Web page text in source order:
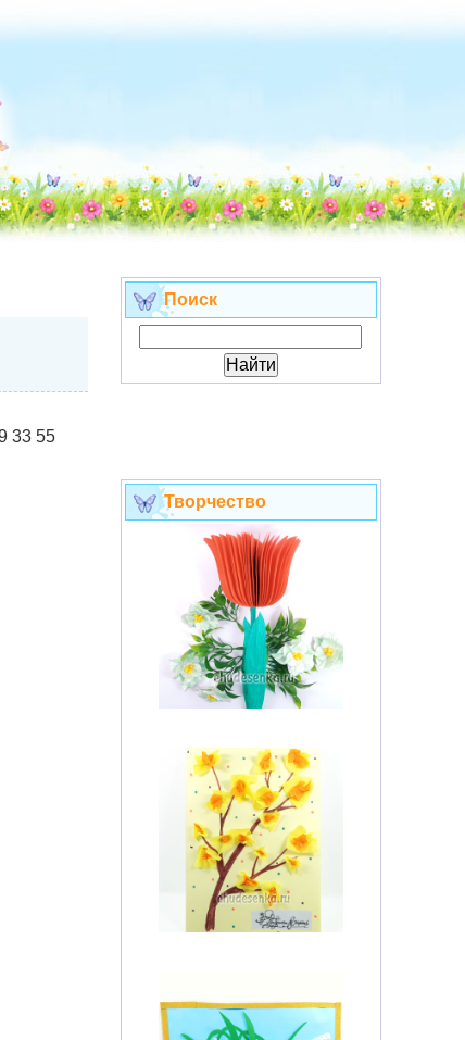
33 55
Поиск
Творчество